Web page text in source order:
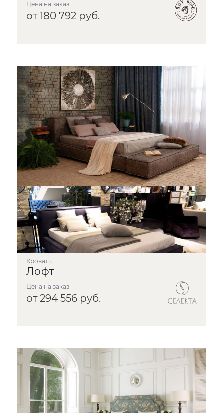
Цена на заказ
от 180 792 руб.
Кровать
Лофт
Цена на заказ
от 294 556 руб.